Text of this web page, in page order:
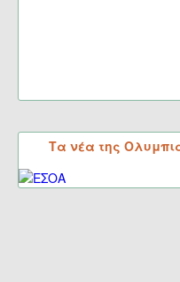
Τα νέα της